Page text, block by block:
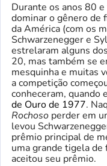
Durante os anos 80
dominar o gênero de
da América (com os
Schwarzenegger e
estrelaram alguns
20, mas também se
mesquinha e muitas
a competição
conheceram, quando
de Ouro de 1977.
Rochoso perder em
levou
prêmio principal de
uma grande tigela
aceitou seu prêmio.